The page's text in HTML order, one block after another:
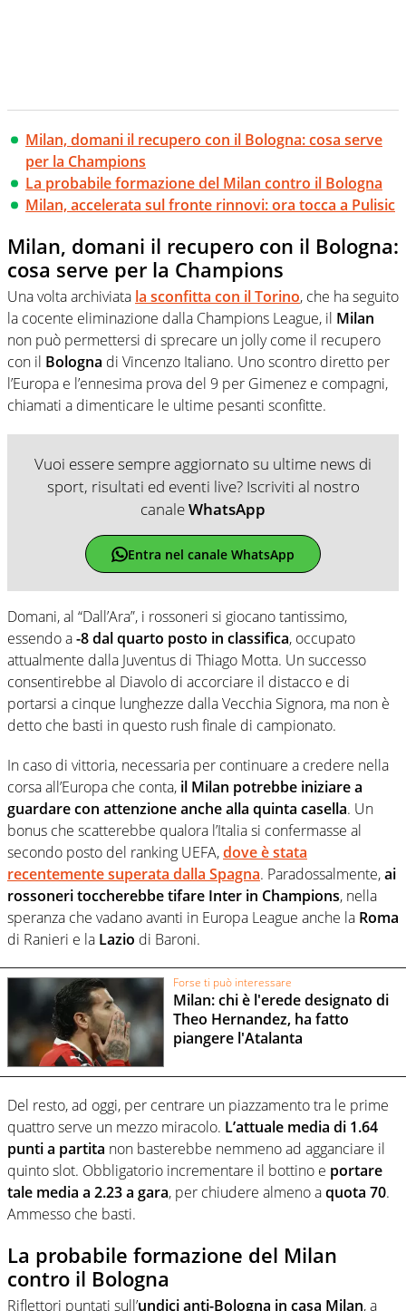
Milan, domani il recupero con il Bologna: cosa serve
per la Champions
La probabile formazione del Milan contro il Bologna
Milan, accelerata sul fronte rinnovi: ora tocca a Pulisic
Milan, domani il recupero con il Bologna:
cosa serve per la Champions
Una volta archiviata la sconfitta con il Torino, che ha seguito
la cocente eliminazione dalla Champions League, il Milan
non può permettersi di sprecare un jolly come il recupero
con il Bologna di Vincenzo Italiano. Uno scontro diretto per
l’Europa e l’ennesima prova del 9 per Gimenez e compagni,
chiamati a dimenticare le ultime pesanti sconfitte.
Vuoi essere sempre aggiornato su ultime news di
sport, risultati ed eventi live? Iscriviti al nostro
canaleWhatsApp
Entra nel canale WhatsApp
Domani, al “Dall’Ara”, i rossoneri si giocano tantissimo,
essendo a-8 dal quarto posto in classifica, occupato
attualmente dalla Juventus di Thiago Motta. Un successo
consentirebbe al Diavolo di accorciare il distacco e di
portarsi a cinque lunghezze dalla Vecchia Signora, ma non è
detto che basti in questo rush finale di campionato.
In caso di vittoria, necessaria per continuare a credere nella
corsa all’Europa che conta, il Milan potrebbe iniziare a
guardare con attenzione anche alla quinta casella. Un
bonus che scatterebbe qualora l’Italia si confermasse al
secondo posto del ranking UEFA,dove è stata
recentemente superata dalla Spagna. Paradossalmente,ai
rossoneri toccherebbe tifare Inter in Champions, nella
speranza che vadano avanti in Europa League anche la Roma
di Ranieri e la Lazio di Baroni.
Forse ti può interessare
Milan: chi è l'erede designato di
Theo Hernandez, ha fatto
piangere l'Atalanta
Del resto, ad oggi, per centrare un piazzamento tra le prime
quattro serve un mezzo miracolo. L’attuale media di 1.64
punti a partita non basterebbe nemmeno ad agganciare il
quinto slot. Obbligatorio incrementare il bottino e portare
tale media a 2.23 a gara, per chiudere almeno aquota 70.
Ammesso che basti.
La probabile formazione del Milan
contro il Bologna
Riflettori puntati sull’undici anti-Bologna in casa Milan, a